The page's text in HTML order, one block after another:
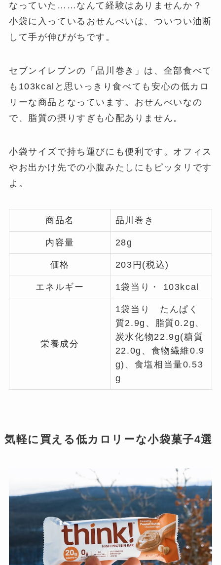
なっていた……なんて経験はありませんか？
小袋に入っているおせんべいは、ついつい油断
して手が伸びがちです。
セブンイレブンの「品川巻き」は、全部食べて
も103kcalと思いっきり食べても安心の低カロ
リーな商品となっています。おせんべいなの
で、脂質の摂りすぎも心配ありません。
小袋サイズで持ち運びにも便利です。オフィス
やお出かけ先での小腹みたしにもピッタリです
よ。
商品名 品川巻き
内容量 28g
価格 203円(税込)
エネルギー 1袋当り・ 103kcal
栄養成分
1袋当り たんぱく
質2.9g、脂質0.2g、
炭水化物22.9g(糖質
22.0g、食物繊維0.9
g)、食塩相当量0.53
g
気軽に買える低カロリーな小袋菓子4選